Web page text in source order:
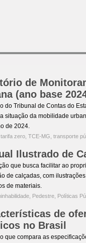
de
(ano base
do Tribunal de Contas do
situação da mobilidade
de 2024.
tarifa zero TCE-MG transporte
Ilustrado de
que busca facilitar ao
de calçadas, com
de materiais.
Pedestre Políticas
de
no Brasil
que compara as